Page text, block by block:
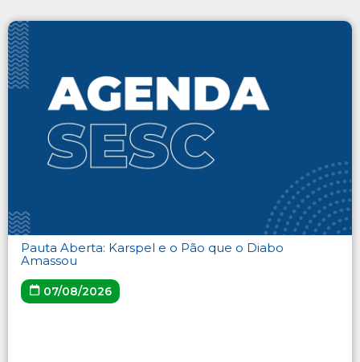
Pauta Aberta: Karspel e o Pão que o Diabo
Amassou
07/08/2026